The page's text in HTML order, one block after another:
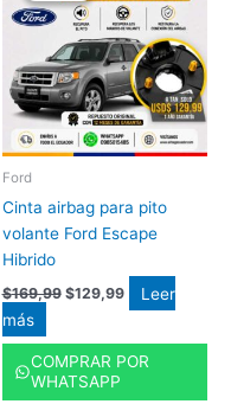
Ford
Cinta airbag para pito
volante Ford Escape
Hibrido
$169,99
era:
$169,99.
$129,99
es:
$129,99.
Leer
más
COMPRAR POR
WHATSAPP